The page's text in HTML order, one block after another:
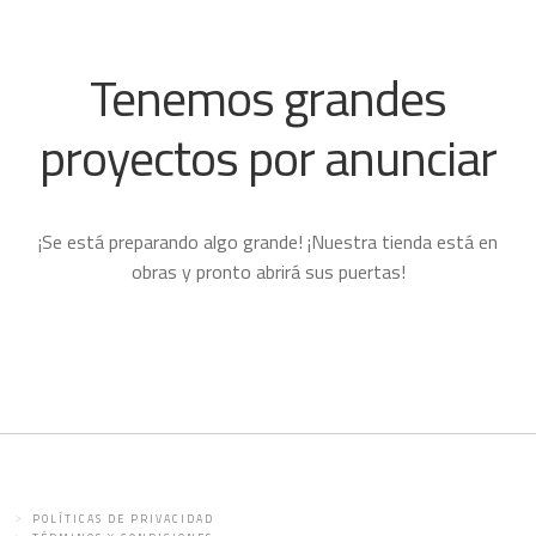
Tenemos grandes
proyectos por anunciar
¡Se está preparando algo grande! ¡Nuestra tienda está en
obras y pronto abrirá sus puertas!
POLÍTICAS DE PRIVACIDAD